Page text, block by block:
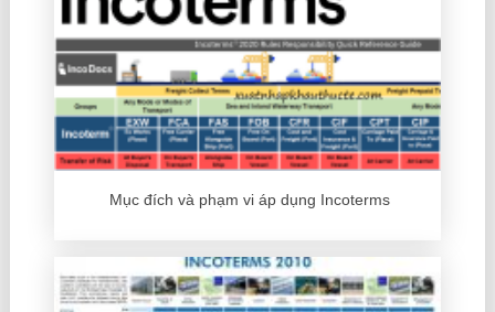
Mục đích và phạm vi áp dụng Incoterms